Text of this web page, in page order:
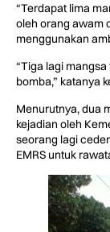
“Terdapat lima
oleh orang awam
menggunakan
“Tiga lagi
bomba,” katanya
Menurutnya, dua
kejadian oleh
seorang lagi
EMRS untuk